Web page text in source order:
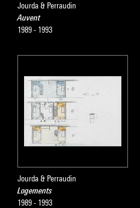
Jourda & Perraudin
Auvent
1989 - 1993
Jourda & Perraudin
Logements
1989 - 1993